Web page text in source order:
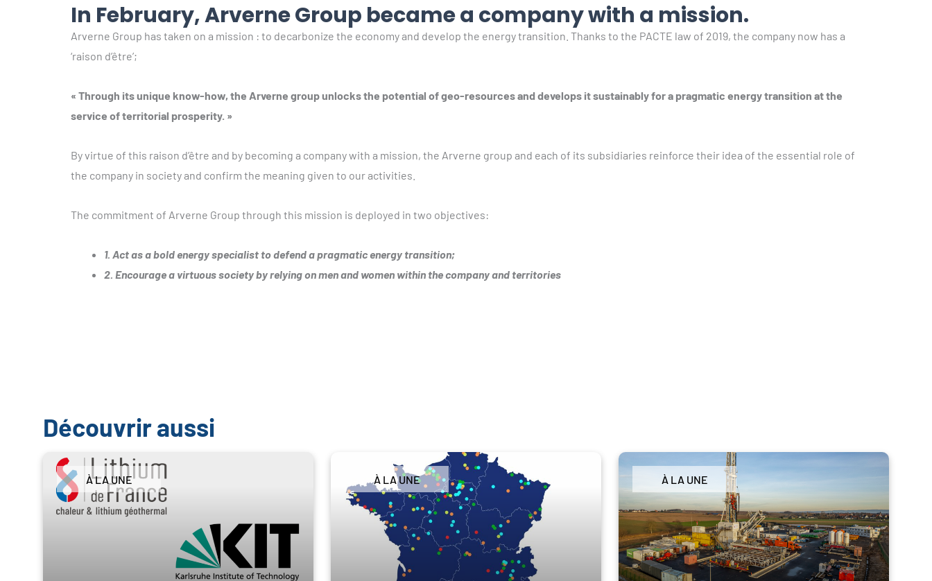
In February, Arverne Group became a company with a mission.
Arverne Group has taken on a mission : to decarbonize the economy and develop the energy transition. Thanks to the PACTE law of 2019, the company now has a
‘raison d’être’;
« Through its unique know-how, the Arverne group unlocks the potential of geo-resources and develops it sustainably for a pragmatic energy transition at the
service of territorial prosperity. »
By virtue of this raison d’être and by becoming a company with a mission, the Arverne group and each of its subsidiaries reinforce their idea of ​​the essential role of
the company in society and confirm the meaning given to our activities.
The commitment of Arverne Group through this mission is deployed in two objectives:
1. Act as a bold energy specialist to defend a pragmatic energy transition;
2. Encourage a virtuous society by relying on men and women within the company and territories
Découvrir aussi
À LA UNE À LA UNE À LA UNE